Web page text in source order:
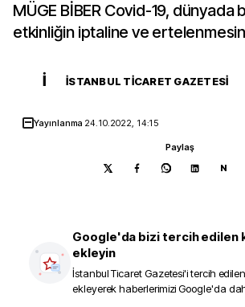
MÜGE BİBER Covid-19, dünyada
etkinliğin iptaline ve
İ İSTANBUL TICARET GAZETESI
Yayınlanma 24.10.2022, 14:15
Paylaş
N
Google'da bizi tercih edilen
ekleyin
İstanbul Ticaret Gazetesi'i tercih
ekleyerek haberlerimizi Google'da